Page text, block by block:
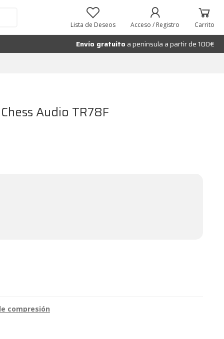
Lista de Deseos Acceso / Registro Carrito
Envío gratuito a peninsula a partir de 100€
Audio TR78F
compresión